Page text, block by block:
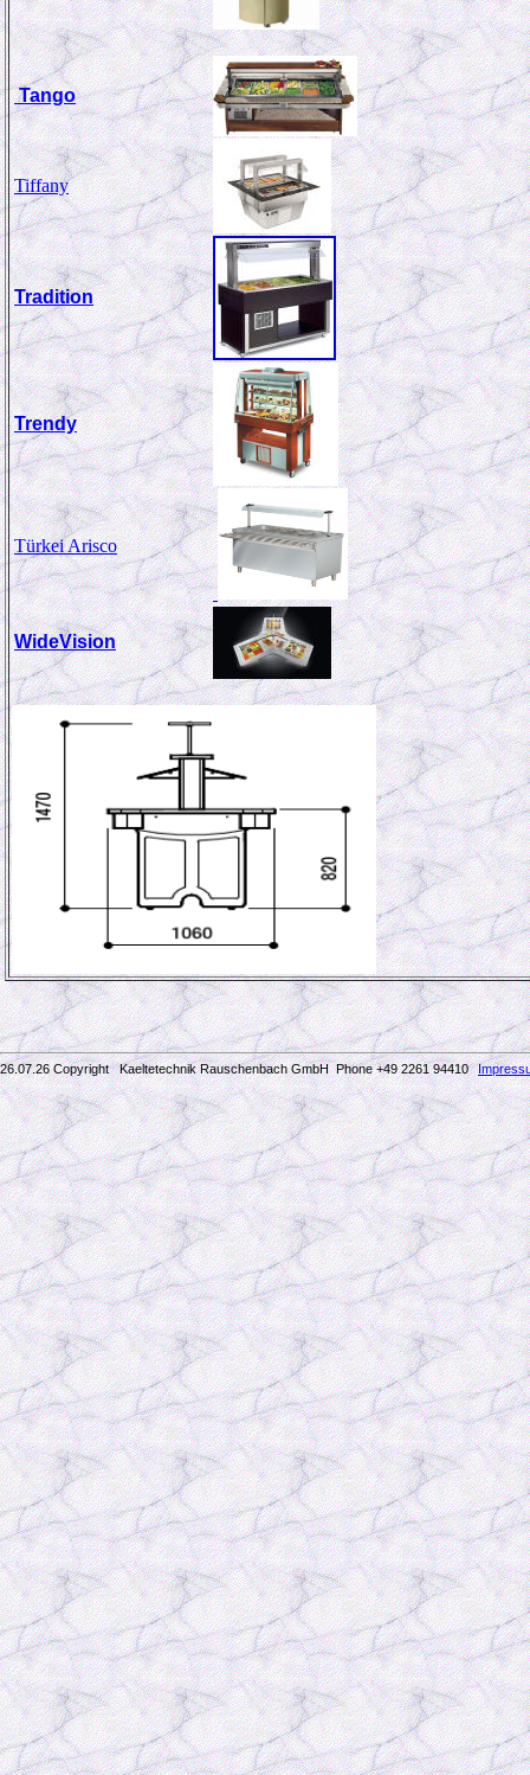
Tango
Tiffany
Tradition
Trendy
Türkei Arisco
WideVision
26.07.26 Copyright Kaeltetechnik Rauschenbach GmbHPhone +49 2261 94410